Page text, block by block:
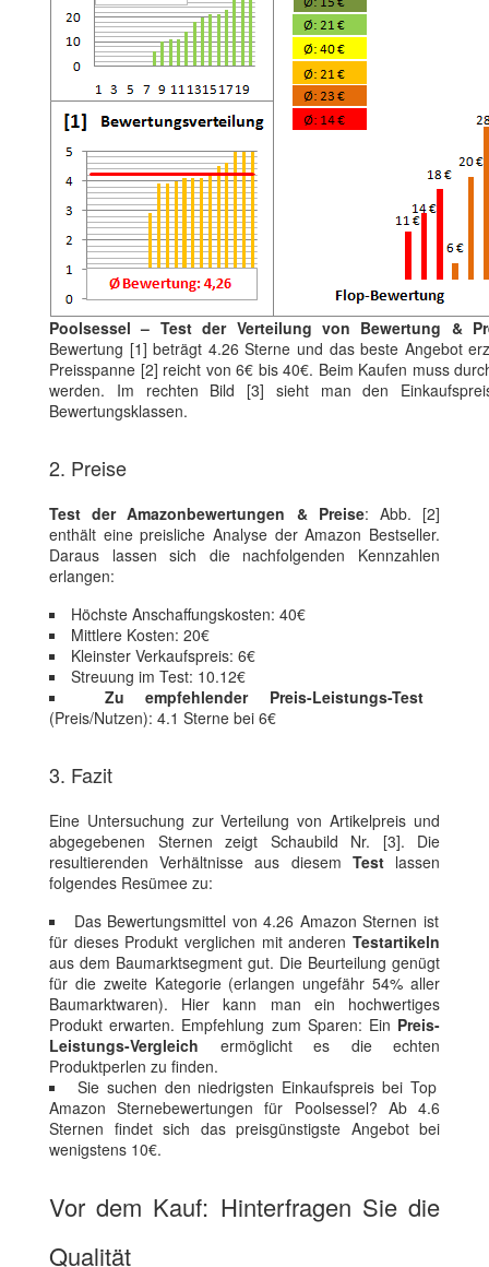
Poolsessel – Test der Verteilung von Bewertung &
Bewertung [1] beträgt 4.26 Sterne und das beste Angebot
Preisspanne [2] reicht von 6€ bis 40€. Beim Kaufen muss
werden. Im rechten Bild [3] sieht man den
Bewertungsklassen.
2. Preise
Test der Amazonbewertungen & Preise: Abb. [2]
enthält eine preisliche Analyse der Amazon Bestseller.
Daraus lassen sich die nachfolgenden Kennzahlen
erlangen:
Höchste Anschaffungskosten: 40€
Mittlere Kosten: 20€
Kleinster Verkaufspreis: 6€
Streuung im Test: 10.12€
Zu empfehlender Preis-Leistungs-Test
(Preis/Nutzen): 4.1 Sterne bei 6€
3. Fazit
Eine Untersuchung zur Verteilung von Artikelpreis und
abgegebenen Sternen zeigt Schaubild Nr. [3]. Die
resultierenden Verhältnisse aus diesem Testlassen
folgendes Resümee zu:
Das Bewertungsmittel von 4.26 Amazon Sternen ist
für dieses Produkt verglichen mit anderen Testartikeln
aus dem Baumarktsegment gut. Die Beurteilung genügt
für die zweite Kategorie (erlangen ungefähr 54% aller
Baumarktwaren). Hier kann man ein hochwertiges
Produkt erwarten. Empfehlung zum Sparen: Ein Preis-
Leistungs-Vergleich ermöglicht es die echten
Produktperlen zu finden.
Sie suchen den niedrigsten Einkaufspreis bei Top
Amazon Sternebewertungen für Poolsessel? Ab 4.6
Sternen findet sich das preisgünstigste Angebot bei
wenigstens 10€.
Vor dem Kauf: Hinterfragen Sie die
Qualität